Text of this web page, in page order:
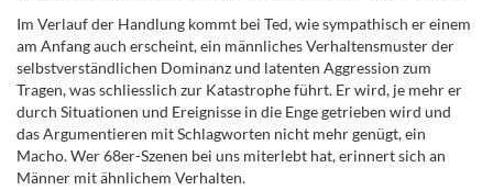
Im Verlauf der Handlung kommt bei Ted, wie sympathisch er einem
am Anfang auch erscheint, ein männliches Verhaltensmuster der
selbstverständlichen Dominanz und latenten Aggression zum
Tragen, was schliesslich zur Katastrophe führt. Er wird, je mehr er
durch Situationen und Ereignisse in die Enge getrieben wird und
das Argumentieren mit Schlagworten nicht mehr genügt, ein
Macho. Wer 68er-Szenen bei uns miterlebt hat, erinnert sich an
Männer mit ähnlichem Verhalten.